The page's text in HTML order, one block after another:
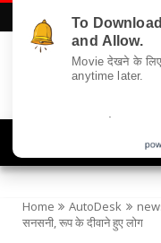
Home AutoDesk
सनसनी, रूप के दीवाने हुए लोग
To
and Allow.
Movie देखने के
anytime later.